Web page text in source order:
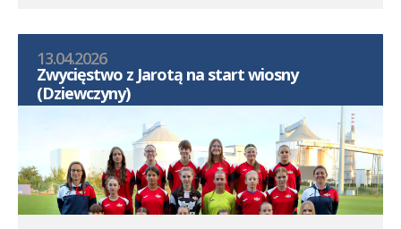
13.04.2026
Zwycięstwo z Jarotą na start wiosny
(Dziewczyny)